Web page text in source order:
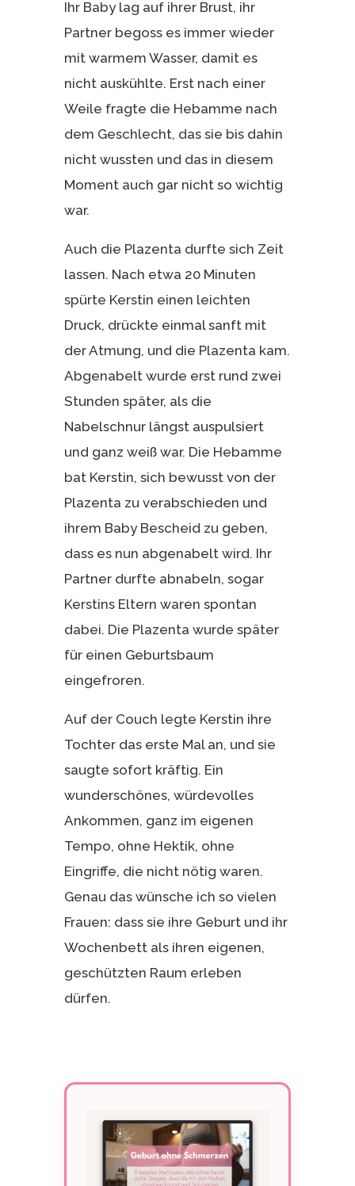
Ihr Baby lag auf ihrer Brust, ihr
Partner begoss es immer wieder
mit warmem Wasser, damit es
nicht auskühlte. Erst nach einer
Weile fragte die Hebamme nach
dem Geschlecht, das sie bis dahin
nicht wussten und das in diesem
Moment auch gar nicht so wichtig
war.
Auch die Plazenta durfte sich Zeit
lassen. Nach etwa 20 Minuten
spürte Kerstin einen leichten
Druck, drückte einmal sanft mit
der Atmung, und die Plazenta kam.
Abgenabelt wurde erst rund zwei
Stunden später, als die
Nabelschnur längst auspulsiert
und ganz weiß war. Die Hebamme
bat Kerstin, sich bewusst von der
Plazenta zu verabschieden und
ihrem Baby Bescheid zu geben,
dass es nun abgenabelt wird. Ihr
Partner durfte abnabeln, sogar
Kerstins Eltern waren spontan
dabei. Die Plazenta wurde später
für einen Geburtsbaum
eingefroren.
Auf der Couch legte Kerstin ihre
Tochter das erste Mal an, und sie
saugte sofort kräftig. Ein
wunderschönes, würdevolles
Ankommen, ganz im eigenen
Tempo, ohne Hektik, ohne
Eingriffe, die nicht nötig waren.
Genau das wünsche ich so vielen
Frauen: dass sie ihre Geburt und ihr
Wochenbett als ihren eigenen,
geschützten Raum erleben
dürfen.